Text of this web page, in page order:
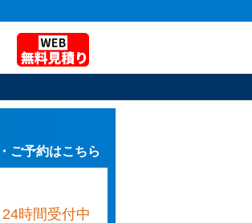
ご予約はこちら
24時間受付中